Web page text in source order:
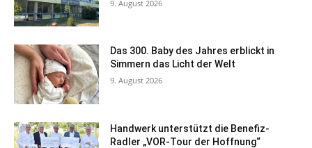
9. August 2026
Das 300. Baby des Jahres erblickt in
Simmern das Licht der Welt
9. August 2026
Handwerk unterstützt die Benefiz-
Radler „VOR-Tour der Hoffnung“